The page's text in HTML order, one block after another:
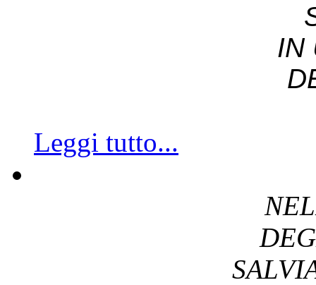
IN
Leggi tutto...